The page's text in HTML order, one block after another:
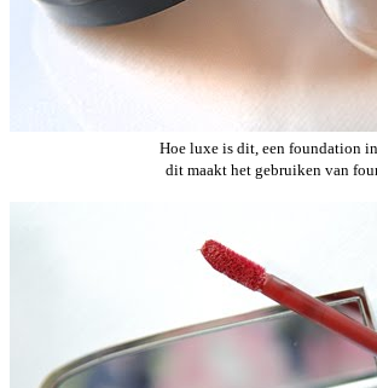
Hoe luxe is dit, een foundation
dit maakt het gebruiken van